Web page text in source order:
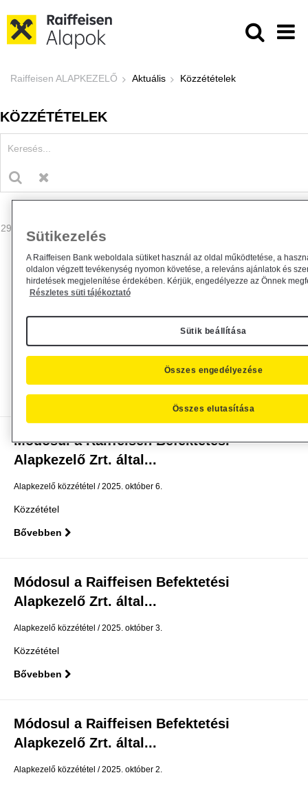
Közzétételek - Raiffeisen
Raiffeisen ALAPKEZELŐ Aktuális Közzétételek
KÖZZÉTÉTELEK
29 - 32 találat
Módosul a Raiffeisen Befektetési
Alapkezelő Zrt. által...
Alapkezelő közzététel 2025. október 7.
Bővebben
Módosul a Raiffeisen Befektetési
Alapkezelő Zrt. által...
Alapkezelő közzététel 2025. október 6.
Közzététel
Bővebben
Módosul a Raiffeisen Befektetési
Alapkezelő Zrt. által...
Alapkezelő közzététel 2025. október 3.
Közzététel
Bővebben
Módosul a Raiffeisen Befektetési
Alapkezelő Zrt. által...
Alapkezelő közzététel 2025. október 2.
Sütikezelés
A Raiffeisen Bank weboldala sütiket használ az oldal működtetése, a
oldalon végzett tevékenység nyomon követése, a releváns ajánlatok és
hirdetések megjelenítése érdekében. Kérjük, engedélyezze az Önnek
Részletes süti tájékoztató
Sütik beállítása
Összes elutasítása
Összes engedélyezése